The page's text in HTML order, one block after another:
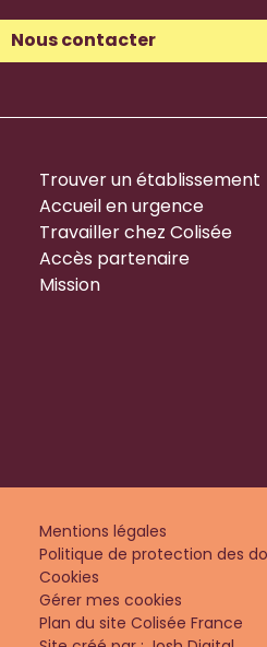
Nous contacter
Trouver un établissement
Accueil en urgence
Travailler chez Colisée
Accès partenaire
Mission
Mentions légales
Politique de protection des
Cookies
Gérer mes cookies
Plan du site Colisée France